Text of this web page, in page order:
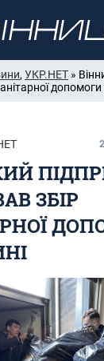
, УКР.НЕТ »
ЗБІР